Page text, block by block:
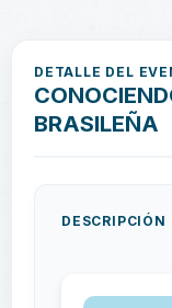
DETALLE DEL
BRASILEÑA
DESCRIPCIÓN